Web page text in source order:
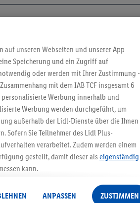
sparen³²ᵃ
Newsletter anmelden
sichern!
auf unseren Webseiten und unserer App
Speicherung und ein Zugriff auf
oder werden mit Ihrer Zustimmung -
mit dem IAB TCF insgesamt 6
Werbung innerhalb und
Werbung werden durchgeführt, um
außerhalb der Lidl-Dienste über die Ihnen
Sofern Sie Teilnehmer des Lidl Plus-
verarbeitet. Zudem werden einem
gestellt, damit dieser als eigenständig
kann.
über Ihre Nutzung der Lidl-Dienste, Ihr
ANPASSEN ZUSTIMMEN